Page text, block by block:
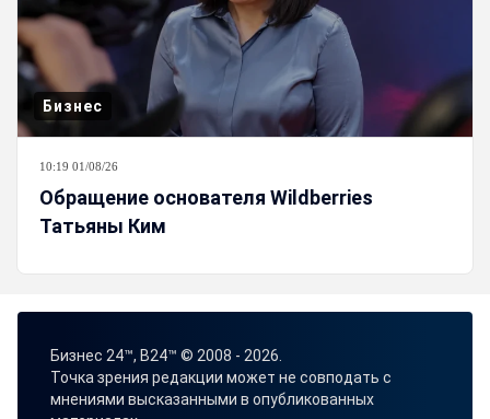
Бизнес
10:19 01/08/26
Обращение основателя Wildberries
Татьяны Ким
Бизнес 24™, B24™ © 2008 - 2026.
Точка зрения редакции может не совподать с
мнениями высказанными в опубликованных